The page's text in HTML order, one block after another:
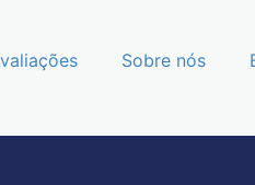
Sobre nós